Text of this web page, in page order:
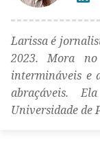
Larissa é
2023. Mora
intermináveis e
abraçáveis.
Universidade de